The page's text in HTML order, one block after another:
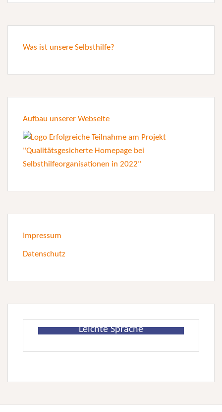
Was ist unsere Selbsthilfe?
Aufbau unserer Webseite
Impressum
Datenschutz
Leichte Sprache